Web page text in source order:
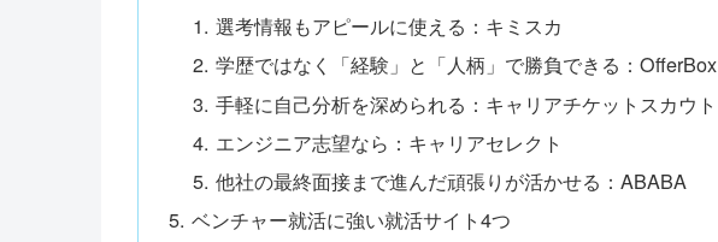
選考情報もアピールに使える：キミスカ
学歴ではなく「経験」と「人柄」で勝負できる：OfferBox
手軽に自己分析を深められる：キャリアチケットスカウト
エンジニア志望なら：キャリアセレクト
他社の最終面接まで進んだ頑張りが活かせる：ABABA
ベンチャー就活に強い就活サイト4つ